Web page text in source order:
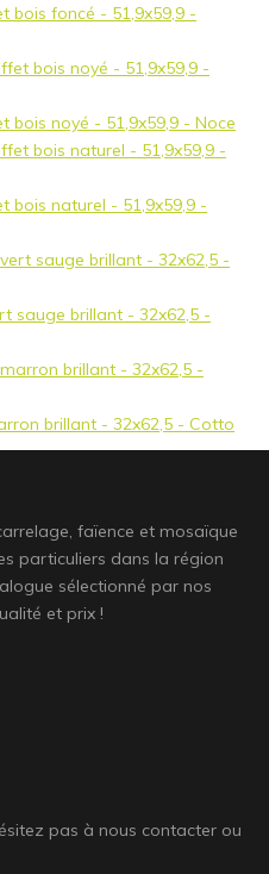
bois foncé - 51,9x59,9 -
bois noyé - 51,9x59,9 - Noce
bois naturel - 51,9x59,9 -
sauge brillant - 32x62,5 -
brillant - 32x62,5 - Cotto
faïence et mosaïque
particuliers dans la région
sélectionné par nos
et prix !
pas à nous contacter ou